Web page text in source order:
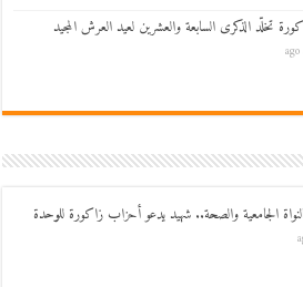
تخلّد الذكرى السابعة والعشرين لعيد العرش المجيد
الجامعية والصحة.. شهيد يدعو أحزاب زاكورة للوحدة